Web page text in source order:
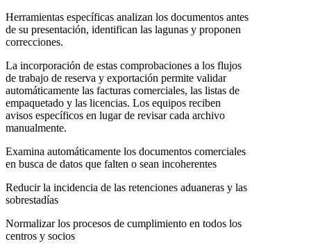
Herramientas específicas analizan los documentos antes
de su presentación, identifican las lagunas y proponen
correcciones.
La incorporación de estas comprobaciones a los flujos
de trabajo de reserva y exportación permite validar
automáticamente las facturas comerciales, las listas de
empaquetado y las licencias. Los equipos reciben
avisos específicos en lugar de revisar cada archivo
manualmente.
Examina automáticamente los documentos comerciales
en busca de datos que falten o sean incoherentes
Reducir la incidencia de las retenciones aduaneras y las
sobrestadías
Normalizar los procesos de cumplimiento en todos los
centros y socios